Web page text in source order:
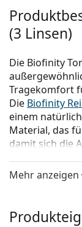
(3 Linsen)
Die Biofinity
Tragekomfort
Die Biofinity
einem
Material, das
damit sich die
Die
zwischen
Mehr anzeigen